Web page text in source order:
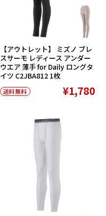
【アウトレット】 ミズノ ブレ
スサーモ レディース アンダー
ウエア 薄手 for Daily ロングタ
イツ C2JBA812 1枚
送料無料 ¥1,780